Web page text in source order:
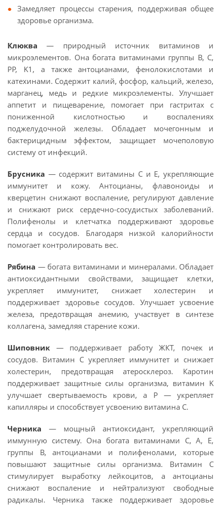
Замедляет процессы старения, поддерживая общее
здоровье организма.
Клюква — природный источник витаминов и
микроэлементов. Она богата витаминами группы B, C,
PP, K1, а также антоцианами, фенолокислотами и
катехинами. Содержит калий, фосфор, кальций, железо,
марганец, медь и редкие микроэлементы. Улучшает
аппетит и пищеварение, помогает при гастритах с
пониженной кислотностью и воспалениях
поджелудочной железы. Обладает мочегонным и
бактерицидным эффектом, защищает мочеполовую
систему от инфекций.
Брусника — содержит витамины C и E, укрепляющие
иммунитет и кожу. Антоцианы, флавоноиды и
кверцетин снижают воспаление, регулируют давление
и снижают риск сердечно-сосудистых заболеваний.
Полифенолы и клетчатка поддерживают здоровье
сердца и сосудов. Благодаря низкой калорийности
помогает контролировать вес.
Рябина — богата витаминами и минералами. Обладает
антиоксидантными свойствами, защищает клетки,
укрепляет иммунитет, снижает холестерин и
поддерживает здоровье сосудов. Улучшает усвоение
железа, предотвращая анемию, участвует в синтезе
коллагена, замедляя старение кожи.
Шиповник — поддерживает работу ЖКТ, почек и
сосудов. Витамин C укрепляет иммунитет и снижает
холестерин, предотвращая атеросклероз. Каротин
поддерживает защитные силы организма, витамин K
улучшает свертываемость крови, а P — укрепляет
капилляры и способствует усвоению витамина C.
Черника — мощный антиоксидант, укрепляющий
иммунную систему. Она богата витаминами C, A, E,
группы B, антоцианами и полифенолами, которые
повышают защитные силы организма. Витамин C
стимулирует выработку лейкоцитов, а антоцианы
снижают воспаление и нейтрализуют свободные
радикалы. Черника также поддерживает здоровье